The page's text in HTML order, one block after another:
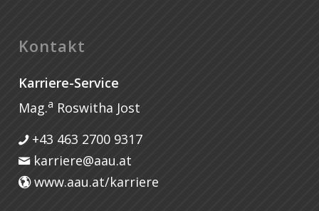
Kontakt
Karriere-Service
Mag.a Roswitha Jost
+43 463 2700 9317
karriere@aau.at
www.aau.at/karriere